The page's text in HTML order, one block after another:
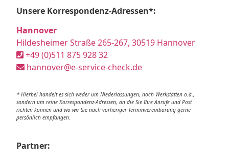
Unsere Korrespondenz-Adressen*:
Hannover
Hildesheimer Straße 265-267, 30519 Hannover
+49 (0)511 875 928 32
hannover@e-service-check.de
* Hierbei handelt es sich weder um Niederlassungen, noch Werkstätten o.ä.,
sondern um reine Korrespondenz-Adressen, an die Sie Ihre Anrufe und Post
richten können und wo wir Sie nach vorheriger Terminvereinbarung gerne
persönlich empfangen.
Partner: